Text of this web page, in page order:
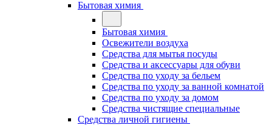
Бытовая химия
Бытовая химия
Освежители воздуха
Средства для мытья посуды
Средства и аксессуары для обуви
Средства по уходу за бельем
Средства по уходу за ванной комнатой
Средства по уходу за домом
Средства чистящие специальные
Средства личной гигиены